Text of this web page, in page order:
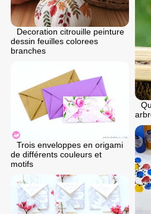
Decoration citrouille peinture
dessin feuilles colorees
branches
Trois enveloppes en origami
de différents couleurs et
motifs